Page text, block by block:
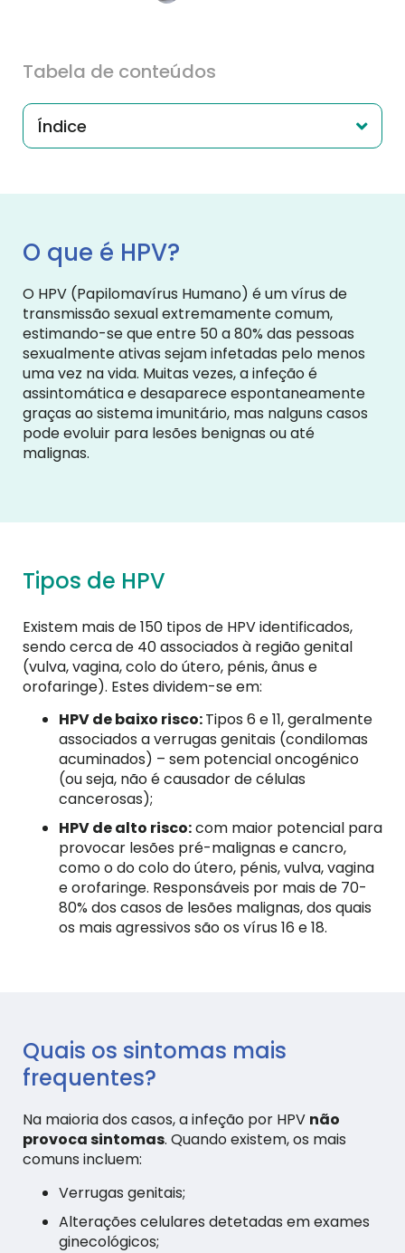
Tabela de conteúdos
Índice
O que é HPV?
O HPV (Papilomavírus Humano) é um vírus de
transmissão sexual extremamente comum,
estimando-se que entre 50 a 80% das pessoas
sexualmente ativas sejam infetadas pelo menos
uma vez na vida. Muitas vezes, a infeção é
assintomática e desaparece espontaneamente
graças ao sistema imunitário, mas nalguns casos
pode evoluir para lesões benignas ou até
malignas.
Tipos de HPV
Existem mais de 150 tipos de HPV identificados,
sendo cerca de 40 associados à região genital
(vulva, vagina, colo do útero, pénis, ânus e
orofaringe). Estes dividem-se em:
HPV de baixo risco:Tipos 6 e 11, geralmente
associados a verrugas genitais (condilomas
acuminados) – sem potencial oncogénico
(ou seja, não é causador de células
cancerosas);
HPV de alto risco:com maior potencial para
provocar lesões pré-malignas e cancro,
como o do colo do útero, pénis, vulva, vagina
e orofaringe. Responsáveis por mais de 70-
80% dos casos de lesões malignas, dos quais
os mais agressivos são os vírus 16 e 18.
Quais os sintomas mais
frequentes?
Na maioria dos casos, a infeção por HPV não
provoca sintomas. Quando existem, os mais
comuns incluem:
Verrugas genitais;
Alterações celulares detetadas em exames
ginecológicos;